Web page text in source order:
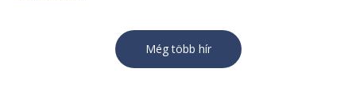
Még több hír